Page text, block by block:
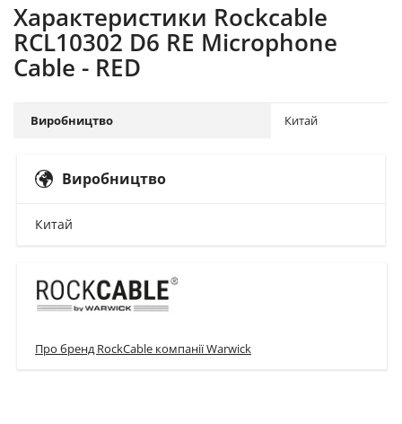
Характеристики Rockcable
RCL10302 D6 RE Microphone
Cable - RED
Виробництво Китай
Виробництво
Китай
Про бренд RockCable компанії Warwick